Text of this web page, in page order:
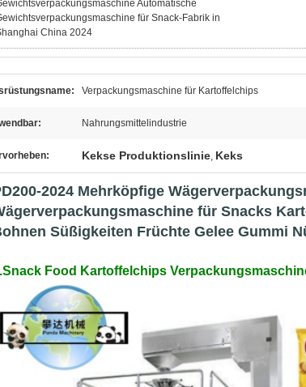
Automatische
für Snack-Fabrik in
China 2024
Verpackungsmaschine für Kartoffelchips
Nahrungsmittelindustrie
Kekse Produktionslinie, Keks
2024 Mehrköpfige
für Snacks
Süßigkeiten Früchte Gelee Gummi
Food Kartoffelchips